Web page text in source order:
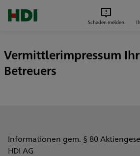
Schaden melden
Vermittlerimpressum
Betreuers
Informationen gem. § 80
HDI AG